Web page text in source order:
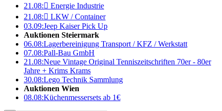
21.08: Energie Industrie
21.08: LKW / Container
03.09:Jeep Kaiser Pick Up
Auktionen Steiermark
06.08:Lagerbereinigung Transport / KFZ / Werkstatt
07.08:Pall-Bau GmbH
21.08:Neue Vintage Original Tenniszeitschriften 70er - 80er
Jahre + Krims Krams
30.08:Lego Technik Sammlung
Auktionen Wien
08.08:Küchenmessersets ab 1€